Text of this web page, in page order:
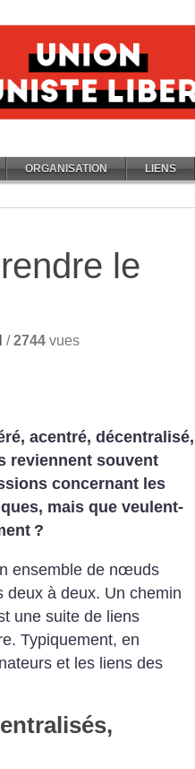
ORGANISATION LIENS
le
/2744 vues
acentré, décentralisé,
reviennent souvent
concernant les
mais que veulent-
?
ensemble de nœuds
deux à deux. Un chemin
une suite de liens
Typiquement, en
et les liens des